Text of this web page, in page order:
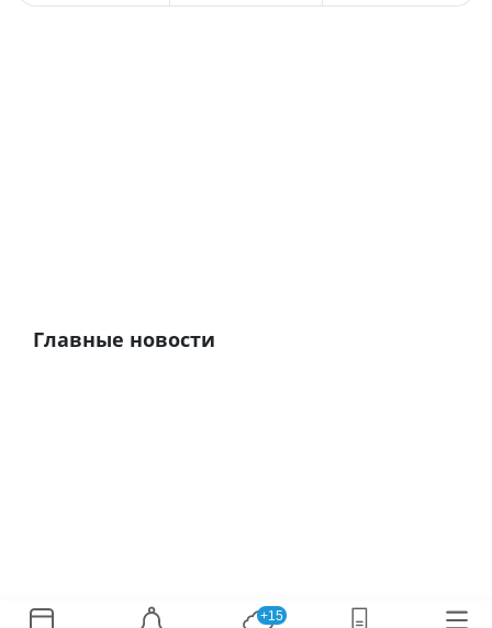
Главные новости
+15